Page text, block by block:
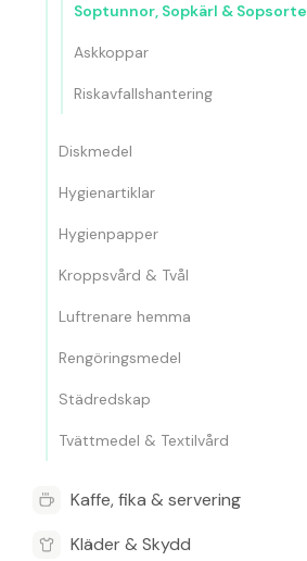
Askkoppar
Riskavfallshantering
Diskmedel
Hygienartiklar
Hygienpapper
Kroppsvård & Tvål
Luftrenare hemma
Rengöringsmedel
Städredskap
Tvättmedel & Textilvård
Kaffe, fika & servering
Kläder & Skydd